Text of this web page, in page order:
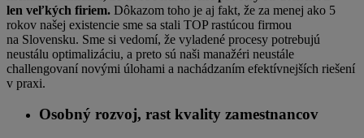
len veľkých firiem. Dôkazom toho je aj fakt, že za menej ako 5
rokov našej existencie sme sa stali TOP rastúcou firmou
na Slovensku. Sme si vedomí, že vyladené procesy potrebujú
neustálu optimalizáciu, a preto sú naši manažéri neustále
challengovaní novými úlohami a nachádzaním efektívnejších riešení
v praxi.
Osobný rozvoj, rast kvality zamestnancov